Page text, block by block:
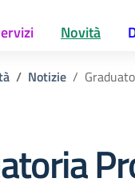
Novità
Notizie